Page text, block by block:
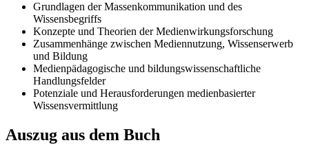
Grundlagen der Massenkommunikation und des
Wissensbegriffs
Konzepte und Theorien der Medienwirkungsforschung
Zusammenhänge zwischen Mediennutzung, Wissenserwerb
und Bildung
Medienpädagogische und bildungswissenschaftliche
Handlungsfelder
Potenziale und Herausforderungen medienbasierter
Wissensvermittlung
Auszug aus dem Buch